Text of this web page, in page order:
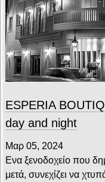
ESPERIA
day and night
Μαρ 05, 2024
Ενα ξενοδοχείο που
μετά, συνεχίζει να